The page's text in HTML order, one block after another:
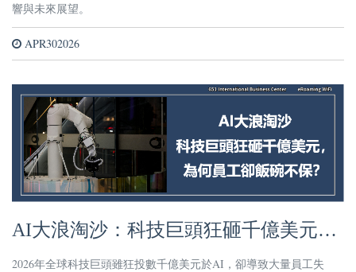
響與未來展望。
APR302026
AI大浪淘沙：科技巨頭狂砸千億美元，
為何員工卻飯碗不保？
2026年全球科技巨頭雖狂投數千億美元於AI，卻導致大量員工失